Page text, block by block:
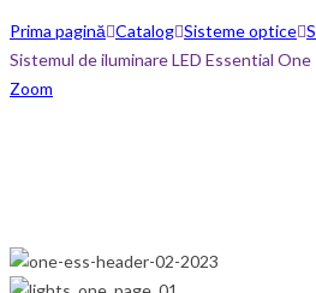
Prima pagină Catalog Sisteme optice
Sistemul de iluminare LED Essential One
Zoom